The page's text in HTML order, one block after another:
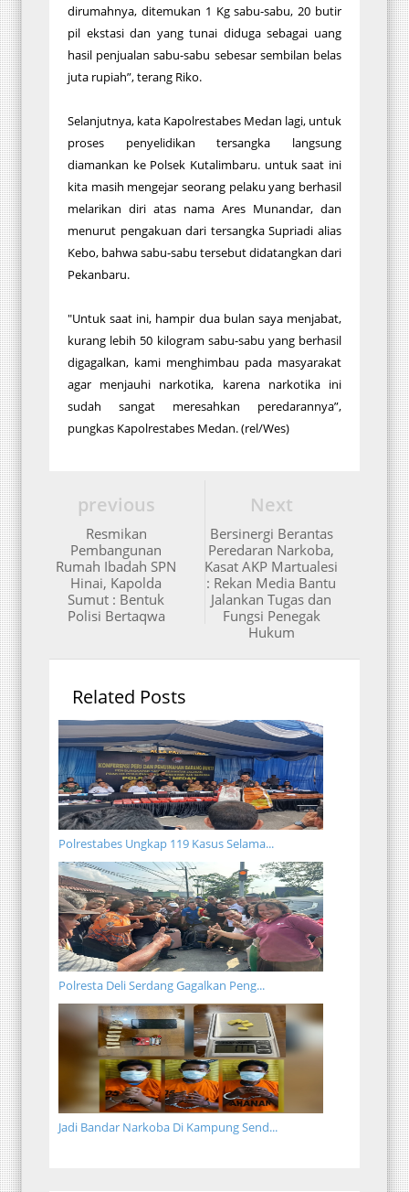
dirumahnya, ditemukan 1 Kg sabu-sabu, 20 butir
pil ekstasi dan yang tunai diduga sebagai uang
hasil penjualan sabu-sabu sebesar sembilan belas
juta rupiah”, terang Riko.
Selanjutnya, kata Kapolrestabes Medan lagi, untuk
proses penyelidikan tersangka langsung
diamankan ke Polsek Kutalimbaru. untuk saat ini
kita masih mengejar seorang pelaku yang berhasil
melarikan diri atas nama Ares Munandar, dan
menurut pengakuan dari tersangka Supriadi alias
Kebo, bahwa sabu-sabu tersebut didatangkan dari
Pekanbaru.
"Untuk saat ini, hampir dua bulan saya menjabat,
kurang lebih 50 kilogram sabu-sabu yang berhasil
digagalkan, kami menghimbau pada masyarakat
agar menjauhi narkotika, karena narkotika ini
sudah sangat meresahkan peredarannya”,
pungkas Kapolrestabes Medan. (rel/Wes)
Next
Bersinergi Berantas
Peredaran Narkoba,
Kasat AKP Martualesi
: Rekan Media Bantu
Jalankan Tugas dan
Fungsi Penegak
Hukum
previous
Resmikan
Pembangunan
Rumah Ibadah SPN
Hinai, Kapolda
Sumut : Bentuk
Polisi Bertaqwa
Related Posts
Polrestabes Ungkap 119 Kasus Selama...
Polresta Deli Serdang Gagalkan Peng...
Jadi Bandar Narkoba Di Kampung Send...